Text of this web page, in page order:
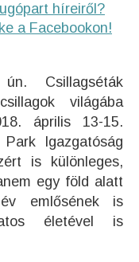
híreiről?
a Facebookon!
Csillagséták
világába
április 13-15.
Igazgatóság
is különleges,
egy föld alatt
emlősének is
életével is